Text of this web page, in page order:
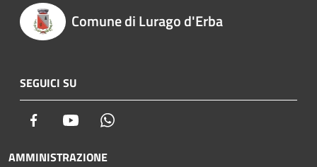
Comune di Lurago d'Erba
SEGUICI SU
Facebook Youtube
AMMINISTRAZIONE